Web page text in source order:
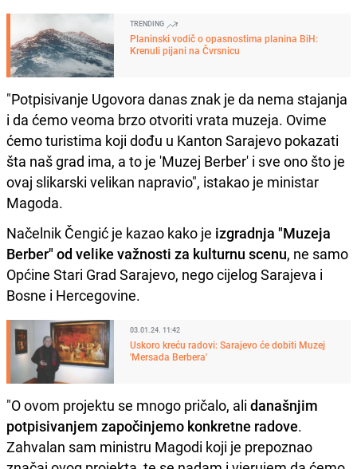
TRENDING
Planinski vodič o opasnostima planina BiH:
Krenuli pijani na Čvrsnicu
"Potpisivanje Ugovora danas znak je da nema stajanja
i da ćemo veoma brzo otvoriti vrata muzeja. Ovime
ćemo turistima koji dođu u Kanton Sarajevo pokazati
šta naš grad ima, a to je 'Muzej Berber' i sve ono što je
ovaj slikarski velikan napravio", istakao je ministar
Magoda.
Načelnik Čengić je kazao kako je izgradnja "Muzeja
Berber" od velike važnosti za kulturnu scenu, ne samo
Općine Stari Grad Sarajevo, nego cijelog Sarajeva i
Bosne i Hercegovine.
03.01.24. 11:42
Uskoro kreću radovi: Sarajevo će dobiti Muzej
'Mersada Berbera'
"O ovom projektu se mnogo pričalo, ali današnjim
potpisivanjem započinjemo konkretne radove.
Zahvalan sam ministru Magodi koji je prepoznao